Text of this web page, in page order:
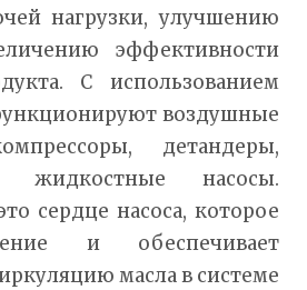
нагрузки, улучшению
эффективности
С использованием
воздушные
детандеры,
жидкостные насосы.
сердце насоса, которое
и обеспечивает
масла в системе